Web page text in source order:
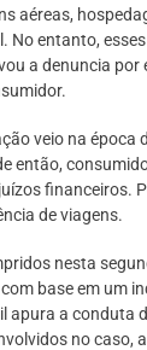
aéreas,
No entanto,
a denuncia
veio na época
então,
financeiros.
de viagens.
nesta
base em um
apura a conduta
no caso,